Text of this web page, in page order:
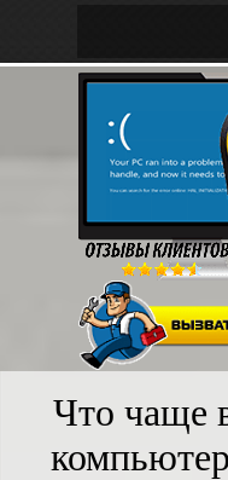
Что чаще